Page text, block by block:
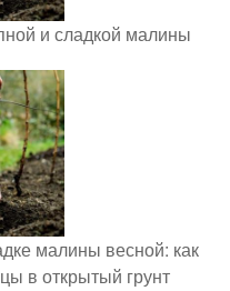
и сладкой малины
малины весной: как
в открытый грунт